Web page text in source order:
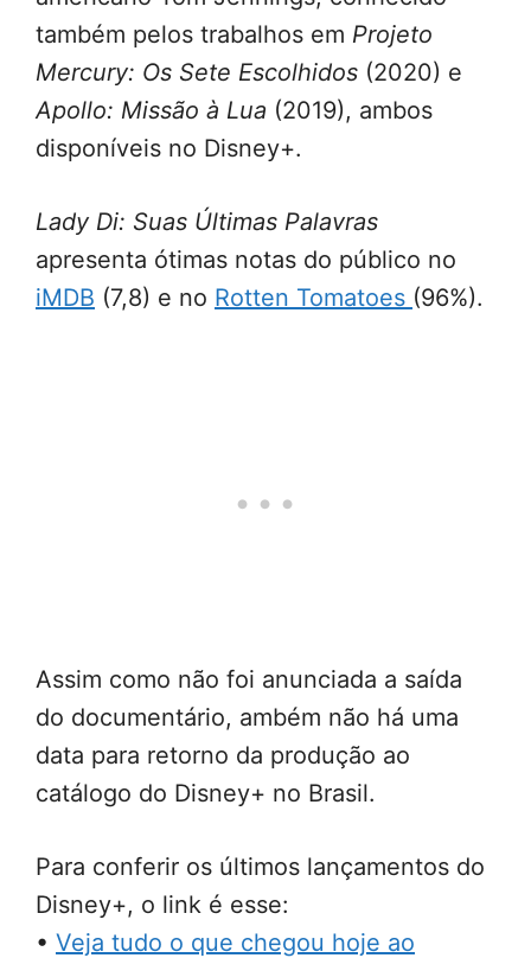
também pelos trabalhos em Projeto
Mercury: Os Sete Escolhidos (2020) e
Apollo: Missão à Lua (2019), ambos
disponíveis no Disney+.
Lady Di: Suas Últimas Palavras
apresenta ótimas notas do público no
iMDB (7,8) e no Rotten Tomatoes (96%).
Assim como não foi anunciada a saída
do documentário, ambém não há uma
data para retorno da produção ao
catálogo do Disney+ no Brasil.
Para conferir os últimos lançamentos do
Disney+, o link é esse:
• Veja tudo o que chegou hoje ao